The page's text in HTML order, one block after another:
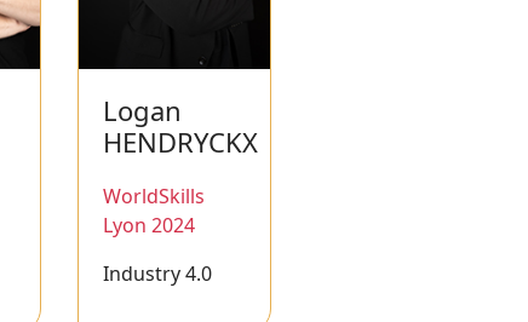
Logan
HENDRYCKX
WorldSkills
Lyon 2024
Industry 4.0